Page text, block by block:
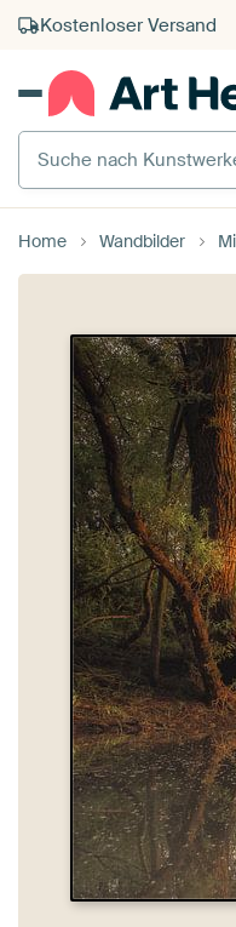
Kauf auf Rechnung
Individueller Druck auf
Suche nach
Home Wandbilder